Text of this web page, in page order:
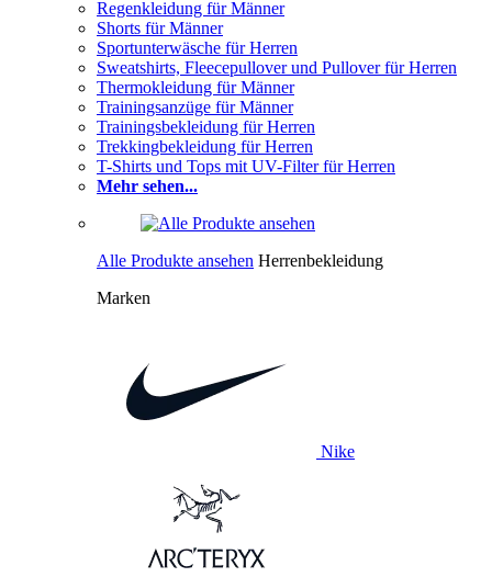
Regenkleidung für Männer
Shorts für Männer
Sportunterwäsche für Herren
Sweatshirts, Fleecepullover und Pullover für Herren
Thermokleidung für Männer
Trainingsanzüge für Männer
Trainingsbekleidung für Herren
Trekkingbekleidung für Herren
T-Shirts und Tops mit UV-Filter für Herren
Mehr sehen...
Alle Produkte ansehen Herrenbekleidung
Marken
Nike